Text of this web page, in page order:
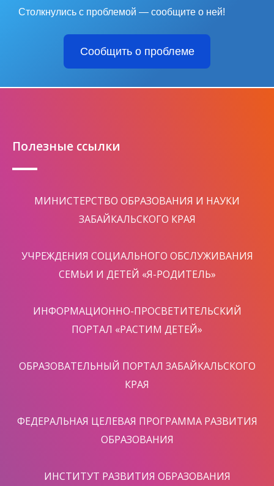
Столкнулись с проблемой — сообщите о ней!
Сообщить о проблеме
Полезные ссылки
МИНИСТЕРСТВО ОБРАЗОВАНИЯ И НАУКИ
ЗАБАЙКАЛЬСКОГО КРАЯ
УЧРЕЖДЕНИЯ СОЦИАЛЬНОГО ОБСЛУЖИВАНИЯ
СЕМЬИ И ДЕТЕЙ «Я-РОДИТЕЛЬ»
ИНФОРМАЦИОННО-ПРОСВЕТИТЕЛЬСКИЙ
ПОРТАЛ «РАСТИМ ДЕТЕЙ»
ОБРАЗОВАТЕЛЬНЫЙ ПОРТАЛ ЗАБАЙКАЛЬСКОГО
КРАЯ
ФЕДЕРАЛЬНАЯ ЦЕЛЕВАЯ ПРОГРАММА РАЗВИТИЯ
ОБРАЗОВАНИЯ
ИНСТИТУТ РАЗВИТИЯ ОБРАЗОВАНИЯ